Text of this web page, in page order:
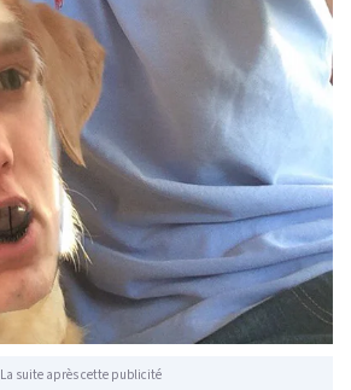
La suite après cette publicité